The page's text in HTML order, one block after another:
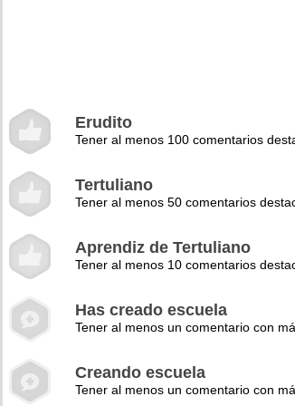
Erudito
Tener al menos 100 comentarios
Tertuliano
Tener al menos 50 comentarios
Aprendiz de Tertuliano
Tener al menos 10 comentarios
Has creado escuela
Tener al menos un comentario con
Creando escuela
Tener al menos un comentario con